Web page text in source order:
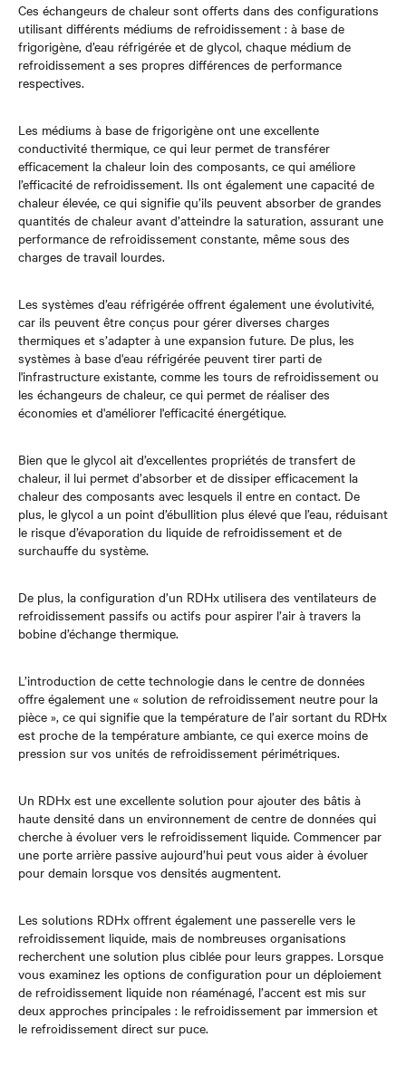
Ces échangeurs de chaleur sont offerts dans des configurations
utilisant différents médiums de refroidissement : à base de
frigorigène, d’eau réfrigérée et de glycol, chaque médium de
refroidissement a ses propres différences de performance
respectives.
Les médiums à base de frigorigène ont une excellente
conductivité thermique, ce qui leur permet de transférer
efficacement la chaleur loin des composants, ce qui améliore
l’efficacité de refroidissement. Ils ont également une capacité de
chaleur élevée, ce qui signifie qu’ils peuvent absorber de grandes
quantités de chaleur avant d’atteindre la saturation, assurant une
performance de refroidissement constante, même sous des
charges de travail lourdes.
Les systèmes d’eau réfrigérée offrent également une évolutivité,
car ils peuvent être conçus pour gérer diverses charges
thermiques et s’adapter à une expansion future. De plus, les
systèmes à base d'eau réfrigérée peuvent tirer parti de
l'infrastructure existante, comme les tours de refroidissement ou
les échangeurs de chaleur, ce qui permet de réaliser des
économies et d'améliorer l'efficacité énergétique.
Bien que le glycol ait d’excellentes propriétés de transfert de
chaleur, il lui permet d’absorber et de dissiper efficacement la
chaleur des composants avec lesquels il entre en contact. De
plus, le glycol a un point d’ébullition plus élevé que l’eau, réduisant
le risque d’évaporation du liquide de refroidissement et de
surchauffe du système.
De plus, la configuration d’un RDHx utilisera des ventilateurs de
refroidissement passifs ou actifs pour aspirer l’air à travers la
bobine d’échange thermique.
L’introduction de cette technologie dans le centre de données
offre également une « solution de refroidissement neutre pour la
pièce », ce qui signifie que la température de l’air sortant du RDHx
est proche de la température ambiante, ce qui exerce moins de
pression sur vos unités de refroidissement périmétriques.
Un RDHx est une excellente solution pour ajouter des bâtis à
haute densité dans un environnement de centre de données qui
cherche à évoluer vers le refroidissement liquide. Commencer par
une porte arrière passive aujourd’hui peut vous aider à évoluer
pour demain lorsque vos densités augmentent.
Les solutions RDHx offrent également une passerelle vers le
refroidissement liquide, mais de nombreuses organisations
recherchent une solution plus ciblée pour leurs grappes. Lorsque
vous examinez les options de configuration pour un déploiement
de refroidissement liquide non réaménagé, l’accent est mis sur
deux approches principales : le refroidissement par immersion et
le refroidissement direct sur puce.